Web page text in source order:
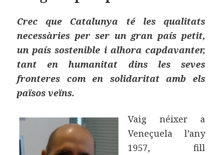
Crec que Catalunya té les qualitats
necessàries per ser un gran país petit,
un país sostenible i alhora capdavanter,
tant en humanitat dins les seves
fronteres com en solidaritat amb els
països veïns.
Vaig néixer a
Veneçuela l’any
1957, fill